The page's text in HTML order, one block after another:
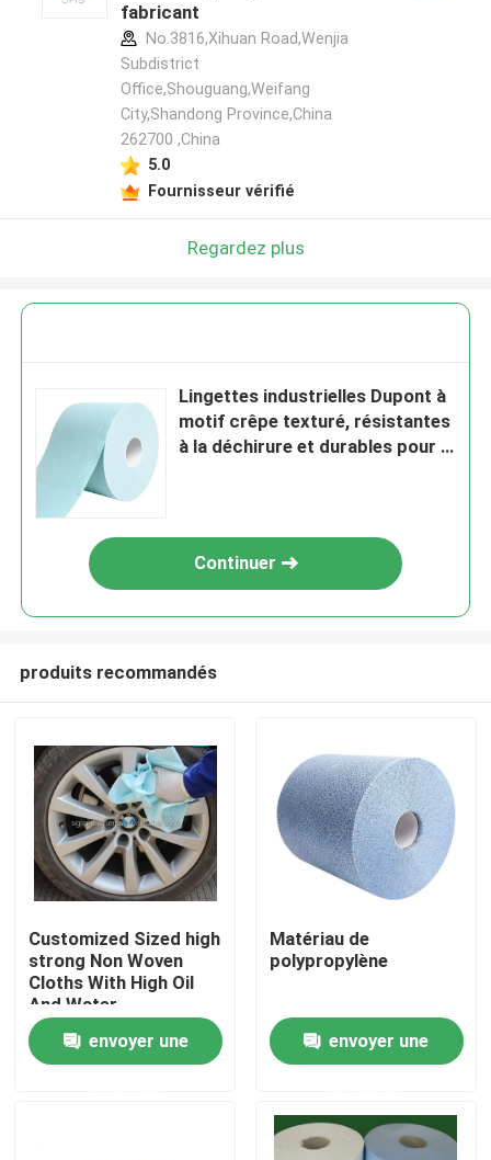
À la maison
fabricant
No.3816,Xihuan Road,Wenjia
Subdistrict
Office,Shouguang,Weifang
City,Shandong Province,China
262700 ,China
5.0
Fournisseur vérifié
Regardez plus
Lingettes industrielles Dupont à
motif crêpe texturé, résistantes
à la déchirure et durables pour le
Continuer
produits recommandés
Customized Sized high
strong Non Woven
Cloths With High Oil
And Water
Absorbency Jumbo
Industrial Wipes
envoyer une
Matériau de
polypropylène
envoyer une